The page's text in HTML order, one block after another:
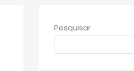
Pesquisar